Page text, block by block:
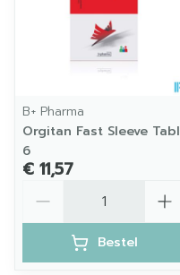
B+ Pharma
Orgitan Fast Sleeve Tabl
6
€ 11,57
Bestel